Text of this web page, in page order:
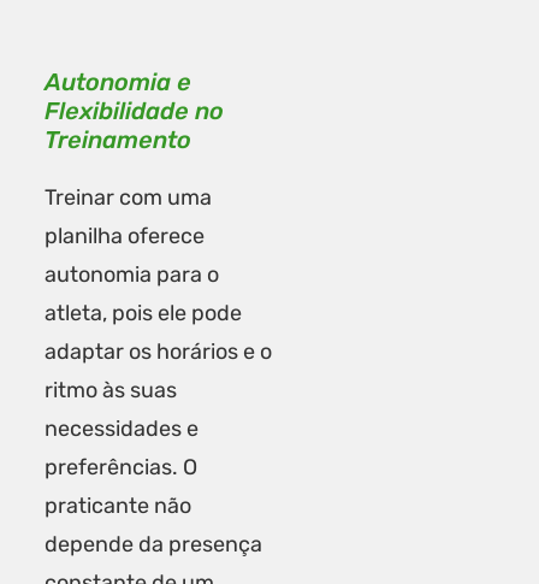
Autonomia e
Flexibilidade no
Treinamento
Treinar com uma
planilha oferece
autonomia para o
atleta, pois ele pode
adaptar os horários e o
ritmo às suas
necessidades e
preferências. O
praticante não
depende da presença